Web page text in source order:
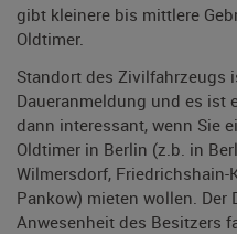
gibt kleinere bis mittlere
Oldtimer.
Standort des Zivilfahrzeugs
Daueranmeldung und es ist
dann interessant, wenn Sie
Oldtimer in Berlin (z.b. in
Wilmersdorf,
Pankow) mieten wollen. Der
Anwesenheit des Besitzers